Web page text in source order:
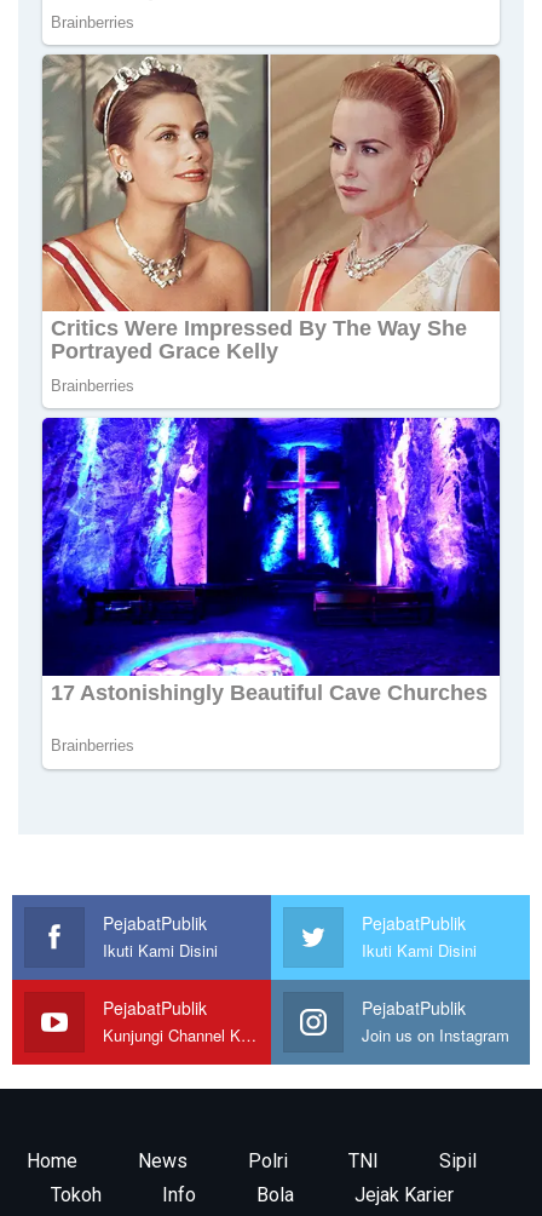
PejabatPublik
Ikuti Kami Disini
PejabatPublik
Ikuti Kami Disini
PejabatPublik
Kunjungi Channel Kami
PejabatPublik
Join us on Instagram
Home News Polri TNI
Sipil
Tokoh
Info Bola Jejak Karier